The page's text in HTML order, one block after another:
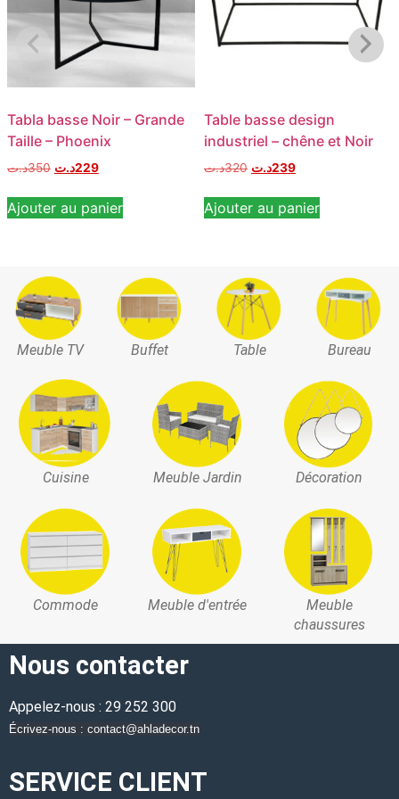
Tabla basse Noir – Grande
Taille – Phoenix
350د.ت 229د.ت
Ajouter au panier
Table basse design
industriel – chêne et Noir
320د.ت 239د.ت
Ajouter au panier
Meuble TV Buffet Table Bureau
Cuisine Meuble Jardin Décoration
Commode Meuble d'entrée
Meuble
chaussures
Nous contacter
Appelez-nous : 29 252 300
Écrivez-nous : contact@ahladecor.tn
SERVICE CLIENT